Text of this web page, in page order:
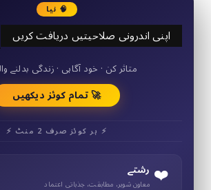
🧠 نیا
اپنی اندرونی صلاحیتیں دریافت کریں
50+ مختصر کوئز
متاثر کن · خود آگاہی · زندگی بدلنے
🚀 تمام کوئز دیکھیں
⚡ ہر کوئز صرف 2 منٹ ⚡
❤️ رشتے
معاون شوہر، مطابقت، جذباتی اعتماد